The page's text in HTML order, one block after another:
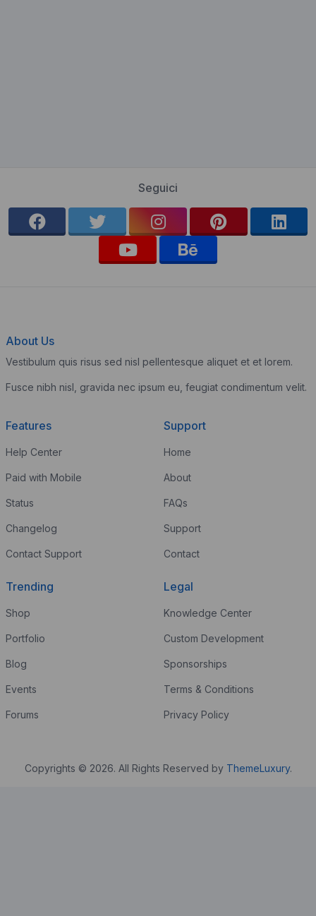
Seguici
About Us
Vestibulum quis risus sed nisl pellentesque aliquet et et lorem.
Fusce nibh nisl, gravida nec ipsum eu, feugiat condimentum velit.
Features
Help Center
Paid with Mobile
Status
Changelog
Contact Support
Support
Home
About
FAQs
Support
Contact
Trending
Shop
Portfolio
Blog
Events
Forums
Legal
Knowledge Center
Custom Development
Sponsorships
Terms & Conditions
Privacy Policy
Copyrights © 2026. All Rights Reserved by ThemeLuxury.